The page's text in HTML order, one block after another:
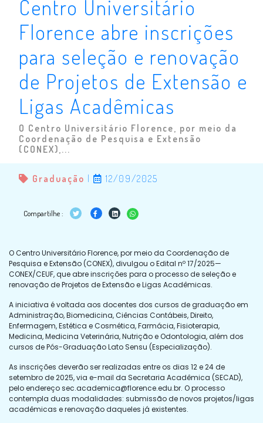
Centro Universitário
Florence abre inscrições
para seleção e renovação
de Projetos de Extensão e
Ligas Acadêmicas
O Centro Universitário Florence, por meio da
Coordenação de Pesquisa e Extensão
(CONEX),...
Graduação | 12/09/2025
Compartilhe :
O Centro Universitário Florence, por meio da Coordenação de
Pesquisa e Extensão (CONEX), divulgou o Edital nº 17/2025—
CONEX/CEUF, que abre inscrições para o processo de seleção e
renovação de Projetos de Extensão e Ligas Acadêmicas.
A iniciativa é voltada aos docentes dos cursos de graduação em
Administração, Biomedicina, Ciências Contábeis, Direito,
Enfermagem, Estética e Cosmética, Farmácia, Fisioterapia,
Medicina, Medicina Veterinária, Nutrição e Odontologia, além dos
cursos de Pós-Graduação Lato Sensu (Especialização).
As inscrições deverão ser realizadas entre os dias 12 e 24 de
setembro de 2025, via e-mail da Secretaria Acadêmica (SECAD),
pelo endereçosec.academica@florence.edu.br. O processo
contempla duas modalidades: submissão de novos projetos/ligas
acadêmicas e renovação daqueles já existentes.